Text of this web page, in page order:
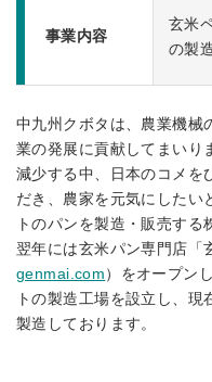
事業内容
玄米
の製
中九州クボタは、農業機械
業の発展に貢献してまいり
減少する中、日本のコメを
だき、農家を元気にしたい
トのパンを製造・販売する
翌年には玄米パン専門店「
genmai.com）をオープン
トの製造工場を設立し、
製造しております。